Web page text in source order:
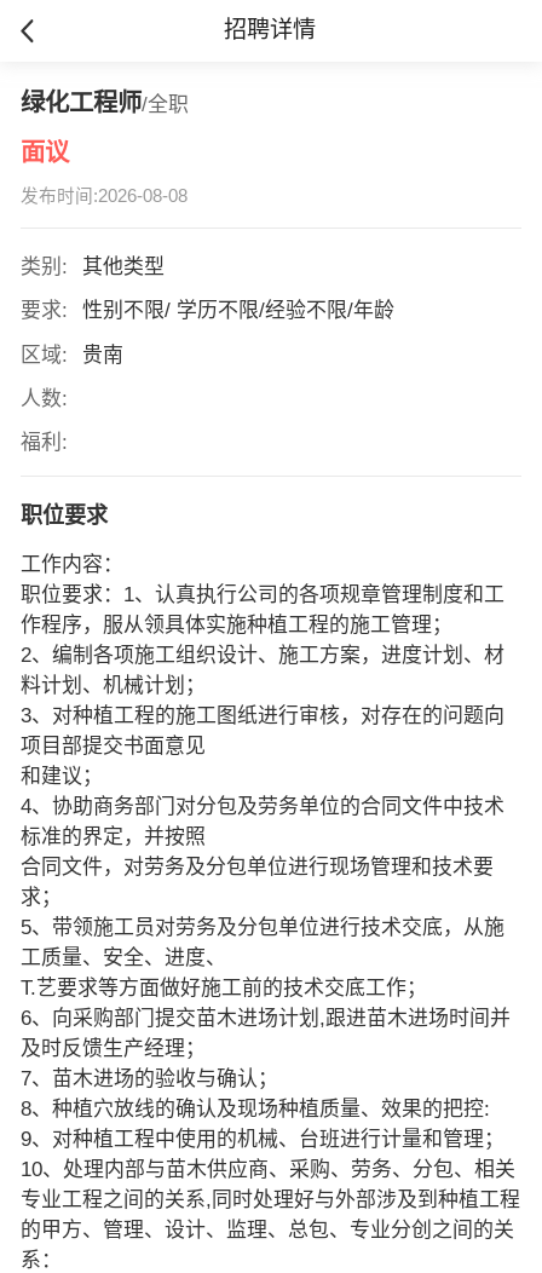
招聘详情
绿化工程师/全职
面议
发布时间:2026-08-08
类别:
其他类型
要求:
性别不限/ 学历不限/经验不限/年龄
区域:
贵南
人数:
福利:
职位要求
工作内容：
职位要求：1、认真执行公司的各项规章管理制度和工
作程序，服从领具体实施种植工程的施工管理；
2、编制各项施工组织设计、施工方案，进度计划、材
料计划、机械计划；
3、对种植工程的施工图纸进行审核，对存在的问题向
项目部提交书面意见
和建议；
4、协助商务部门对分包及劳务单位的合同文件中技术
标准的界定，并按照
合同文件，对劳务及分包单位进行现场管理和技术要
求；
5、带领施工员对劳务及分包单位进行技术交底，从施
工质量、安全、进度、
T.艺要求等方面做好施工前的技术交底工作；
6、向采购部门提交苗木进场计划,跟进苗木进场时间并
及时反馈生产经理；
7、苗木进场的验收与确认；
8、种植穴放线的确认及现场种植质量、效果的把控:
9、对种植工程中使用的机械、台班进行计量和管理；
10、处理内部与苗木供应商、采购、劳务、分包、相关
专业工程之间的关系,同时处理好与外部涉及到种植工程
的甲方、管理、设计、监理、总包、专业分创之间的关
系：